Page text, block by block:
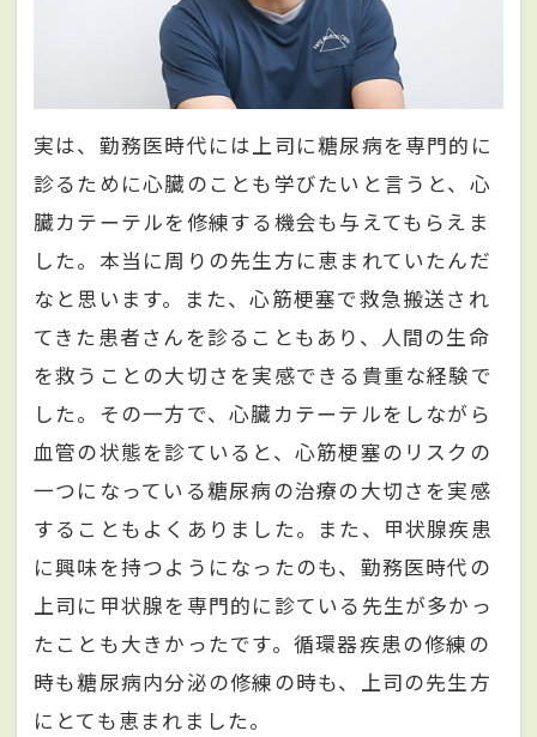
実は、勤務医時代には上司に糖尿病を専門的に
診るために心臓のことも学びたいと言うと、心
臓カテーテルを修練する機会も与えてもらえま
した。本当に周りの先生方に恵まれていたんだ
なと思います。また、心筋梗塞で救急搬送され
てきた患者さんを診ることもあり、人間の生命
を救うことの大切さを実感できる貴重な経験で
した。その一方で、心臓カテーテルをしながら
血管の状態を診ていると、心筋梗塞のリスクの
一つになっている糖尿病の治療の大切さを実感
することもよくありました。また、甲状腺疾患
に興味を持つようになったのも、勤務医時代の
上司に甲状腺を専門的に診ている先生が多かっ
たことも大きかったです。循環器疾患の修練の
時も糖尿病内分泌の修練の時も、上司の先生方
にとても恵まれました。